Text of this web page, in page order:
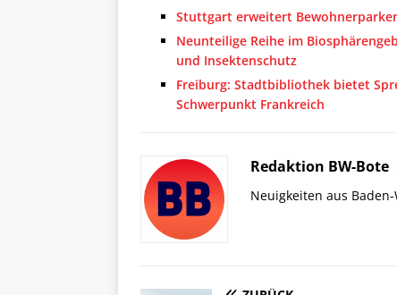
Stuttgart erweitert
Neunteilige Reihe im
und Insektenschutz
Freiburg: Stadtbibliothek bietet
Schwerpunkt Frankreich
Redaktion BW-Bote
Neuigkeiten aus